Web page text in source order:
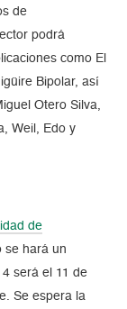
de
podrá
como El
Bipolar, así
Otero Silva,
Weil, Edo y
de
se hará un
será el 11 de
Se espera la